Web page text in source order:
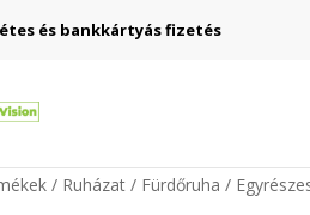
és bankkártyás fizetés
Ruházat Fürdőruha